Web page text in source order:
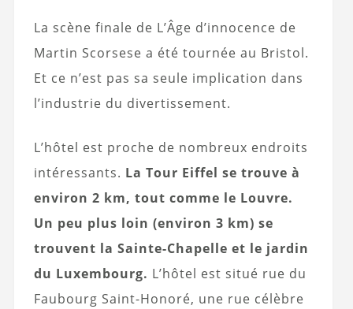
La scène finale de L’Âge d’innocence de
Martin Scorsese a été tournée au Bristol.
Et ce n’est pas sa seule implication dans
l’industrie du divertissement.
L’hôtel est proche de nombreux endroits
intéressants. La Tour Eiffel se trouve à
environ 2 km, tout comme le Louvre.
Un peu plus loin (environ 3 km) se
trouvent la Sainte-Chapelle et le jardin
du Luxembourg. L’hôtel est situé rue du
Faubourg Saint-Honoré, une rue célèbre